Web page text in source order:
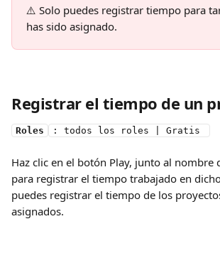
⚠️ Solo puedes registrar tiempo para
has sido asignado.
Registrar el tiempo de un
Roles : todos los roles | Gratis
Haz clic en el botón Play, junto al nombre
para registrar el tiempo trabajado en
puedes registrar el tiempo de los
asignados.